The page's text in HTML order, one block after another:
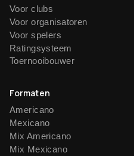
Voor clubs
Voor organisatoren
Voor spelers
Ratingsysteem
Toernooibouwer
Formaten
Americano
Mexicano
Mix Americano
Mix Mexicano